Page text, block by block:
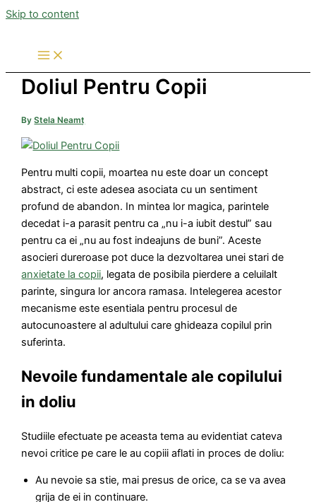
Skip to content
Doliul Pentru Copii
ByStela Neamț
Pentru multi copii, moartea nu este doar un concept
abstract, ci este adesea asociata cu un sentiment
profund de abandon. In mintea lor magica, parintele
decedat i-a parasit pentru ca „nu i-a iubit destul” sau
pentru ca ei „nu au fost indeajuns de buni”. Aceste
asocieri dureroase pot duce la dezvoltarea unei stari de
anxietate la copii, legata de posibila pierdere a celuilalt
parinte, singura lor ancora ramasa. Intelegerea acestor
mecanisme este esentiala pentru procesul de
autocunoastere al adultului care ghideaza copilul prin
suferinta.
Nevoile fundamentale ale copilului
in doliu
Studiile efectuate pe aceasta tema au evidentiat cateva
nevoi critice pe care le au copiii aflati in proces de doliu:
Au nevoie sa stie, mai presus de orice, ca se va avea
grija de ei in continuare.